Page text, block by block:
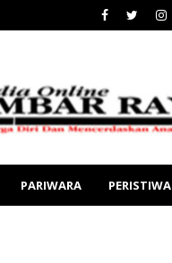
PARIWARA PERISTIWA